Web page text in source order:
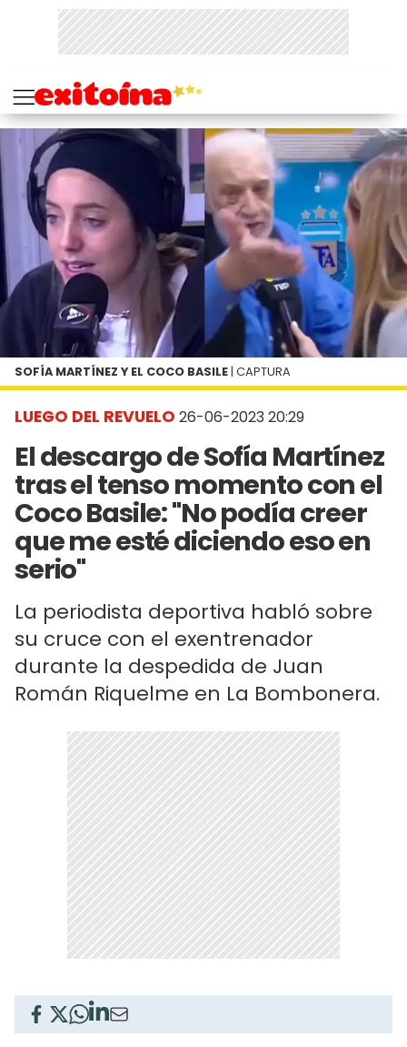
LUEGO DEL REVUELO 26-06-2023 20:29
El descargo de Sofía Martínez
tras el tenso momento con el
Coco Basile: "No podía creer
que me esté diciendo eso en
serio"
La periodista deportiva habló sobre
su cruce con el exentrenador
durante la despedida de Juan
Román Riquelme en La Bombonera.
SOFÍA MARTÍNEZ Y EL COCO BASILE | CAPTURA